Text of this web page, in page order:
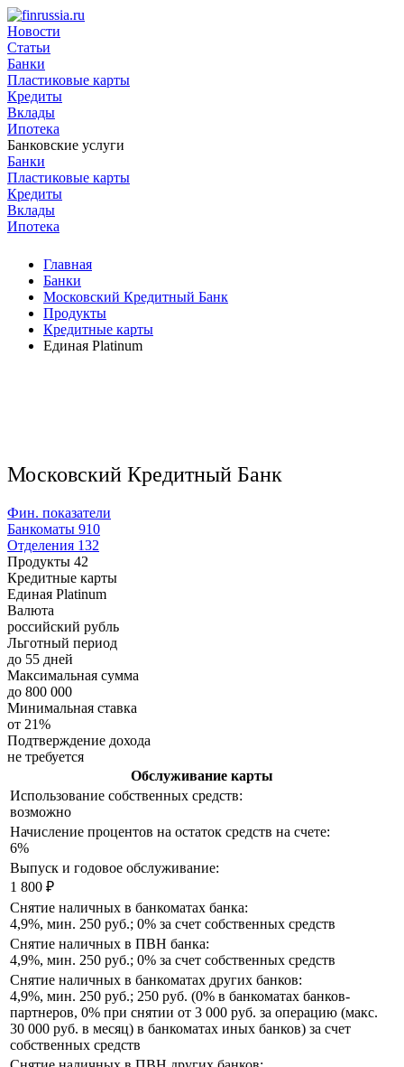
Новости
Статьи
Банки
Пластиковые карты
Кредиты
Вклады
Ипотека
Банковские услуги
Банки
Пластиковые карты
Кредиты
Вклады
Ипотека
Главная
Банки
Московский Кредитный Банк
Продукты
Кредитные карты
Единая Platinum
Московский Кредитный Банк
Фин. показатели
Банкоматы 910
Отделения 132
Продукты 42
Кредитные карты
Единая Platinum
Валюта
российский рубль
Льготный период
до 55 дней
Максимальная сумма
до 800 000
Минимальная ставка
от 21%
Подтверждение дохода
не требуется
Обслуживание карты
Использование собственных средств:
возможно
Начисление процентов на остаток средств на счете:
6%
Выпуск и годовое обслуживание:
1 800 ₽
Снятие наличных в банкоматах банка:
4,9%, мин. 250 руб.; 0% за счет собственных средств
Снятие наличных в ПВН банка:
4,9%, мин. 250 руб.; 0% за счет собственных средств
Снятие наличных в банкоматах других банков:
4,9%, мин. 250 руб.; 250 руб. (0% в банкоматах банков-
партнеров, 0% при снятии от 3 000 руб. за операцию (макс.
30 000 руб. в месяц) в банкоматах иных банков) за счет
собственных средств